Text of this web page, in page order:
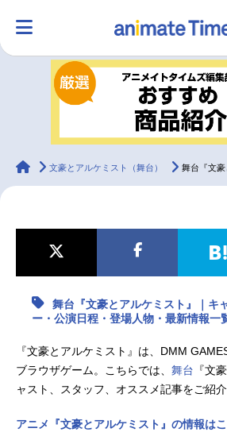
ランキング アニ
ラジオ
最新記事一覧
アニメ記事一覧 声優
アニメ映画一覧 実写
今期アニメ曜日別一覧
animateTimes
文豪とアルケミスト（舞台） 舞台『文豪とアルケミスト』
舞台『文豪とアルケミスト』｜キ
ー・公演日程・登場人物・最新情報一
『文豪とアルケミスト』は、DMM
ブラウザゲーム。こちらでは、 舞台 『文
ャスト、スタッフ、オススメ記事をご紹介
アニメ『文豪とアルケミスト』の情報は